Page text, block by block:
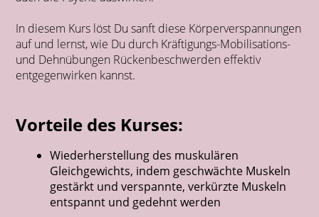
In diesem Kurs löst Du sanft diese Körperverspannungen
auf und lernst, wie Du durch Kräftigungs-Mobilisations-
und Dehnübungen Rückenbeschwerden effektiv
entgegenwirken kannst.
Vorteile des Kurses:
Wiederherstellung des muskulären
Gleichgewichts, indem geschwächte Muskeln
gestärkt und verspannte, verkürzte Muskeln
entspannt und gedehnt werden